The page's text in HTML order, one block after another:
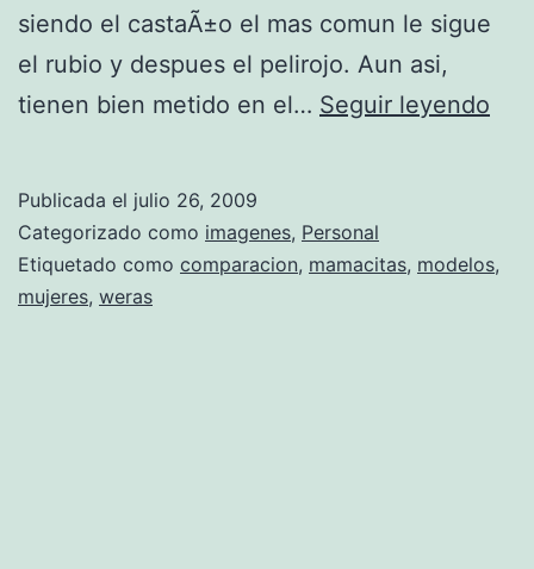
siendo el castaÃ±o el mas comun le sigue
el rubio y despues el pelirojo. Aun asi,
tienen bien metido en el… Seguir leyendo
s
Publicada el julio 26, 2009
Categorizado como imagenes, Personal
Etiquetado como comparacion, mamacitas, modelos,
mujeres, weras